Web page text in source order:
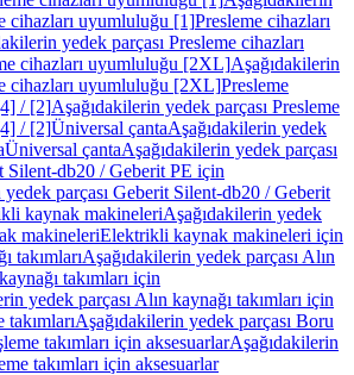
cihazları uyumluluğu [1]Presleme cihazları
yedek parçası Presleme cihazları
cihazları uyumluluğu [2XL]Aşağıdakilerin
cihazları uyumluluğu [2XL]Presleme
/ [2]Aşağıdakilerin yedek parçası Presleme
/ [2]Üniversal çantaAşağıdakilerin yedek
Üniversal çantaAşağıdakilerin yedek parçası
Silent-db20 / Geberit PE için
parçası Geberit Silent-db20 / Geberit
kaynak makineleriAşağıdakilerin yedek
makineleriElektrikli kaynak makineleri için
takımlarıAşağıdakilerin yedek parçası Alın
takımları için
yedek parçası Alın kaynağı takımları için
Aşağıdakilerin yedek parçası Boru
takımları için aksesuarlarAşağıdakilerin
takımları için aksesuarlar